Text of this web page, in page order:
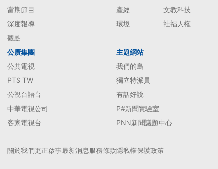
當期節目
深度報導
觀點
產經
文教科技
環境
社福人權
公廣集團
公共電視
PTS TW
公視台語台
中華電視公司
客家電視台
主題網站
我們的島
獨立特派員
有話好說
P#新聞實驗室
PNN新聞議題中心
關於我們更正啟事最新消息服務條款隱私權保護政策